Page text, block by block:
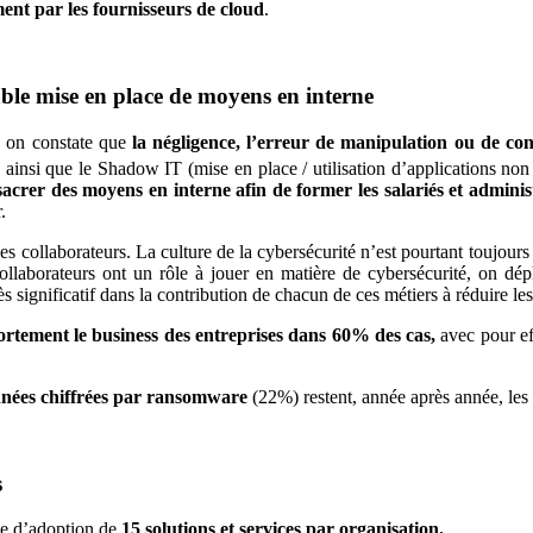
par les fournisseurs de cloud.
mise en place de moyens en interne
on constate que la négligence, l’erreur de manipulation ou de
que le Shadow IT (mise en place / utilisation d’applications
des moyens en interne afin de former les salariés et
collaborateurs. La culture de la cybersécurité n’est pourtant
ont un rôle à jouer en matière de cybersécurité, on
significatif dans la contribution de chacun de ces métiers à réduire
le business des entreprises dans 60% des cas, avec pour
chiffrées par ransomware (22%) restent, année après année,